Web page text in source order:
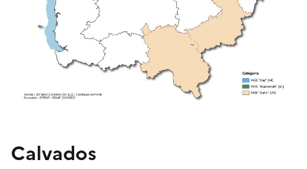
Calvados